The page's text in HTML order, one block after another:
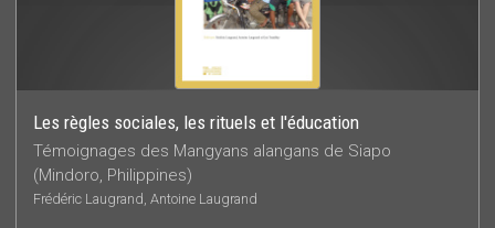
Les règles sociales, les rituels et l'éducation
Témoignages des Mangyans alangans de Siapo
(Mindoro, Philippines)
Frédéric Laugrand, Antoine Laugrand